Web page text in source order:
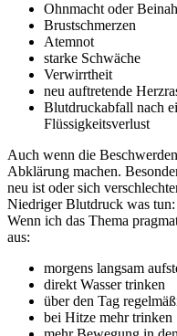
Ohnmacht oder
Brustschmerzen
Atemnot
starke Schwäche
Verwirrtheit
neu auftretende
Blutdruckabfall nach
Flüssigkeitsverlust
Auch wenn die
Abklärung machen.
neu ist oder sich
Niedriger Blutdruck was
Wenn ich das Thema
aus:
morgens langsam
direkt Wasser trinken
über den Tag
bei Hitze mehr trinken